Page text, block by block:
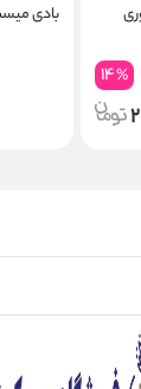
14%
بادی